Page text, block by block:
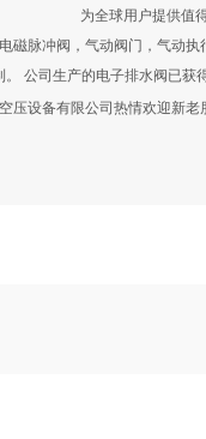
为全球用户提供值
脉冲阀，气动阀门，气动
公司生产的电子排水阀已获
设备有限公司热情欢迎新老